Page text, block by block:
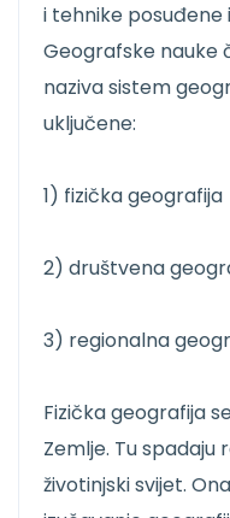
i tehnike posuđene
Geografske nauke
naziva sistem
uključene:
1) fizička geografija
2) društvena
3) regionalna
Fizička geografija
Zemlje. Tu spadaju
životinjski svijet.